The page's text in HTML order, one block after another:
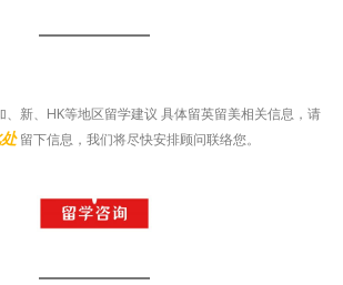
、新、HK等地区留学建议 具体留英留美相关信息，请
留下信息，我们将尽快安排顾问联络您。